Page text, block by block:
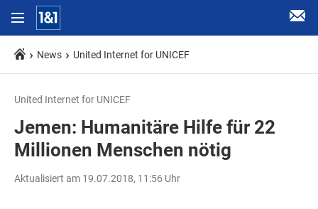
News United Internet for UNICEF
United Internet for UNICEF
Jemen: Humanitäre Hilfe für 22
Millionen Menschen nötig
Aktualisiert am 19.07.2018, 11:56 Uhr